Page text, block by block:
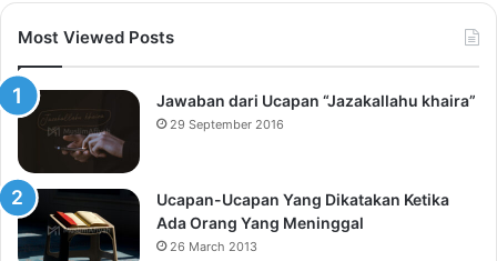
Most Viewed Posts
Jawaban dari Ucapan “Jazakallahu khaira”
29 September 2016
Ucapan-Ucapan Yang Dikatakan Ketika
Ada Orang Yang Meninggal
26 March 2013